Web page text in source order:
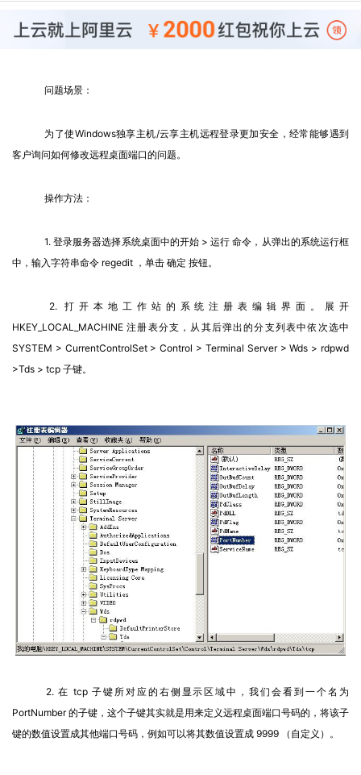
问题场景：
为了使Windows独享主机/云享主机远程登录更加安全，经常能够遇到
客户询问如何修改远程桌面端口的问题。
操作方法：
1. 登录服务器选择系统桌面中的开始 > 运行 命令，从弹出的系统运行框
中，输入字符串命令 regedit ，单击 确定 按钮。
2. 打开本地工作站的系统注册表编辑界面。展开
HKEY_LOCAL_MACHINE 注册表分支，从其后弹出的分支列表中依次选中
SYSTEM > CurrentControlSet > Control > Terminal Server > Wds > rdpwd
>Tds > tcp 子键。
2. 在 tcp 子键所对应的右侧显示区域中，我们会看到一个名为
PortNumber 的子键，这个子键其实就是用来定义远程桌面端口号码的，将该子
键的数值设置成其他端口号码，例如可以将其数值设置成 9999 （自定义）。